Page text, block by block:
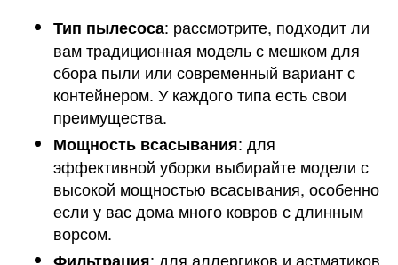
Тип пылесоса: рассмотрите, подходит ли
вам традиционная модель с мешком для
сбора пыли или современный вариант с
контейнером. У каждого типа есть свои
преимущества.
Мощность всасывания: для
эффективной уборки выбирайте модели с
высокой мощностью всасывания, особенно
если у вас дома много ковров с длинным
ворсом.
: для аллергиков и астматиков